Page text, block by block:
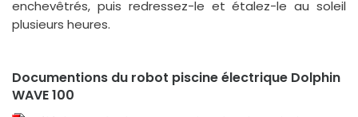
enchevêtrés, puis redressez-le et étalez-le au soleil
plusieurs heures.
Documentions du robot piscine électrique Dolphin
WAVE 100